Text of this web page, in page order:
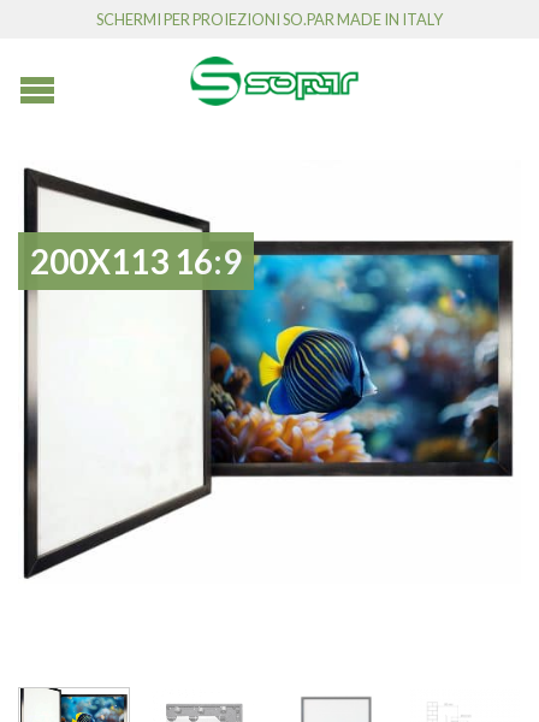
SCHERMI PER PROIEZIONI SO.PAR MADE IN ITALY
200X113 16:9